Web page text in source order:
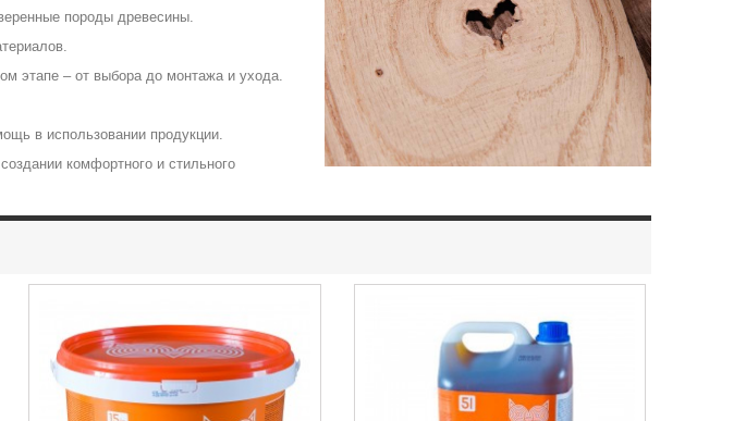
породы древесины.
этапе – от выбора до монтажа и ухода.
в использовании продукции.
комфортного и стильного